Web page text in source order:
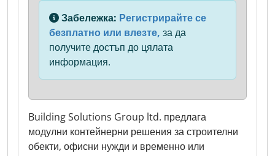
Building Solutions Group ltd. предлага
модулни контейнерни решения за строителни
обекти, офисни нужди и временно или
Забележка: Регистрирайте се
безплатно или влезте, за да
получите достъп до цялата
информация.